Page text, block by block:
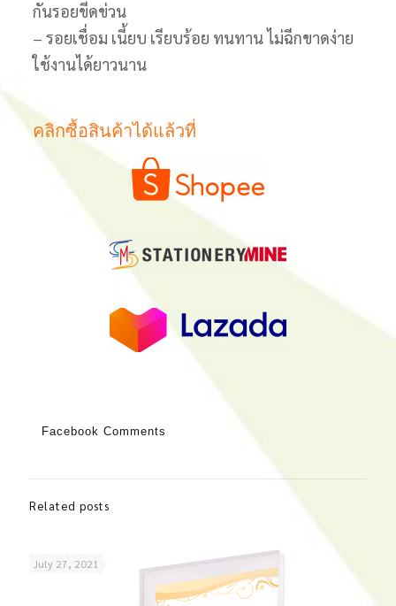
กันรอยขีดข่วน
– รอยเชื่อม เนี้ยบ เรียบร้อย ทนทาน ไม่ฉีกขาดง่าย
ใช้งานได้ยาวนาน
คลิกซื้อสินค้าได้แล้วที่
Facebook Comments
Related posts
July 27, 2021